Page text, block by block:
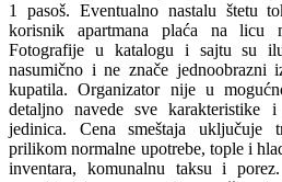
1 pasoš. Eventualno nastalu štetu
korisnik apartmana plaća na licu
Fotografije u katalogu i sajtu su
nasumično i ne znače jednoobrazni
kupatila. Organizator nije u
detaljno navede sve karakteristike
jedinica. Cena smeštaja uključuje
prilikom normalne upotrebe, tople i
inventara, komunalnu taksu i